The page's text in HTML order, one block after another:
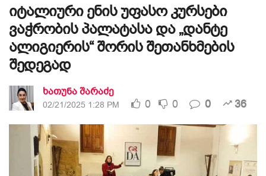
იტალიური ენის უფასო კურსები
ვაჭრობის პალატასა და „დანტე
ალიგიერის“ შორის შეთანხმების
შედეგად
ხათუნა შარაძე
02/21/2025 1:28 PM 0 0 0 36